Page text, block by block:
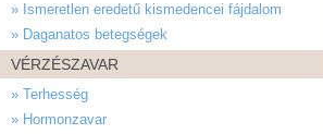
» Ismeretlen eredetű kismedencei fájdalom
» Daganatos betegségek
VÉRZÉSZAVAR
» Terhesség
» Hormonzavar